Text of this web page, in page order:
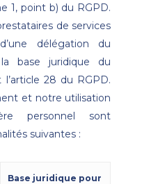
1, point b) du RGPD.
de services
délégation du
base juridique du
28 du RGPD.
et notre utilisation
personnel sont
suivantes :
Base juridique pour